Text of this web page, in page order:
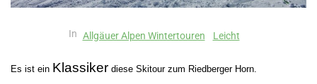
In Allgäuer Alpen Wintertouren Leicht
Es ist ein Klassiker diese Skitour zum Riedberger Horn.